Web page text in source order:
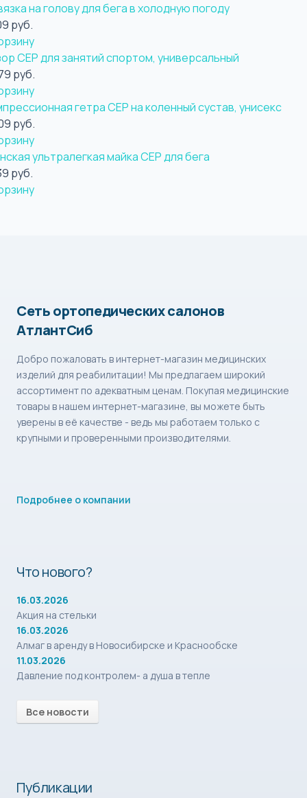
на голову для бега в холодную погоду
руб.
CEP для занятий спортом, универсальный
руб.
гетра CEP на коленный сустав, унисекс
руб.
ультралегкая майка CEP для бега
руб.
Сеть ортопедических салонов
АтлантСиб
Добро пожаловать в интернет-магазин медицинских
изделий для реабилитации! Мы предлагаем широкий
ассортимент по адекватным ценам. Покупая медицинские
товары в нашем интернет-магазине, вы можете быть
уверены в её качестве - ведь мы работаем только с
крупными и проверенными производителями.
Подробнее о компании
Что нового?
16.03.2026
Акция на стельки
16.03.2026
Алмаг в аренду в Новосибирске и Краснообске
11.03.2026
Давление под контролем- а душа в тепле
Все новости
Публикации